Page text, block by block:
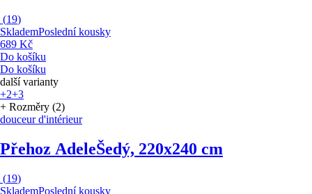
(19)
SklademPoslední kousky
689 Kč
Do košíku
Do košíku
další varianty
+2+3
+ Rozměry (2)
douceur d'intérieur
Přehoz AdeleŠedý, 220x240 cm
(19)
SklademPoslední kousky